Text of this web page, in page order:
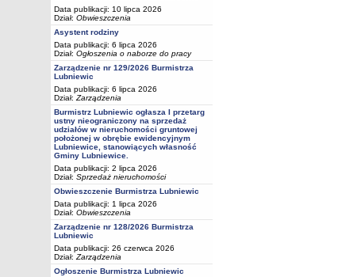
Data publikacji: 10 lipca 2026
Dział: Obwieszczenia
Asystent rodziny
Data publikacji: 6 lipca 2026
Dział: Ogłoszenia o naborze do pracy
Zarządzenie nr 129/2026 Burmistrza
Lubniewic
Data publikacji: 6 lipca 2026
Dział: Zarządzenia
Burmistrz Lubniewic ogłasza I przetarg
ustny nieograniczony na sprzedaż
udziałów w nieruchomości gruntowej
położonej w obrębie ewidencyjnym
Lubniewice, stanowiących własność
Gminy Lubniewice.
Data publikacji: 2 lipca 2026
Dział: Sprzedaż nieruchomości
Obwieszczenie Burmistrza Lubniewic
Data publikacji: 1 lipca 2026
Dział: Obwieszczenia
Zarządzenie nr 128/2026 Burmistrza
Lubniewic
Data publikacji: 26 czerwca 2026
Dział: Zarządzenia
Ogłoszenie Burmistrza Lubniewic